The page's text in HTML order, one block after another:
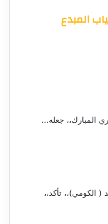
المبدع
المبارك،، جعله...
الكومي)،، تأكد،،